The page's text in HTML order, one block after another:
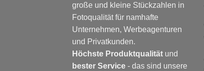
große und kleine Stückzahlen in
Fotoqualität für namhafte
Unternehmen, Werbeagenturen
und Privatkunden.
Höchste Produktqualität und
bester Service - das sind unsere